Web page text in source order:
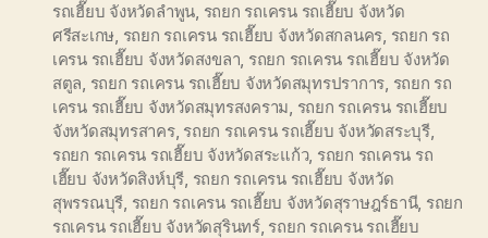
รถเฮี๊ยบ จังหวัดลำพูน, รถยก รถเครน รถเฮี๊ยบ จังหวัด
ศรีสะเกษ, รถยก รถเครน รถเฮี๊ยบ จังหวัดสกลนคร, รถยก รถ
เครน รถเฮี๊ยบ จังหวัดสงขลา, รถยก รถเครน รถเฮี๊ยบ จังหวัด
สตูล, รถยก รถเครน รถเฮี๊ยบ จังหวัดสมุทรปราการ, รถยก รถ
เครน รถเฮี๊ยบ จังหวัดสมุทรสงคราม, รถยก รถเครน รถเฮี๊ยบ
จังหวัดสมุทรสาคร, รถยก รถเครน รถเฮี๊ยบ จังหวัดสระบุรี,
รถยก รถเครน รถเฮี๊ยบ จังหวัดสระแก้ว, รถยก รถเครน รถ
เฮี๊ยบ จังหวัดสิงห์บุรี, รถยก รถเครน รถเฮี๊ยบ จังหวัด
สุพรรณบุรี, รถยก รถเครน รถเฮี๊ยบ จังหวัดสุราษฎร์ธานี, รถยก
รถเครน รถเฮี๊ยบ จังหวัดสุรินทร์, รถยก รถเครน รถเฮี๊ยบ